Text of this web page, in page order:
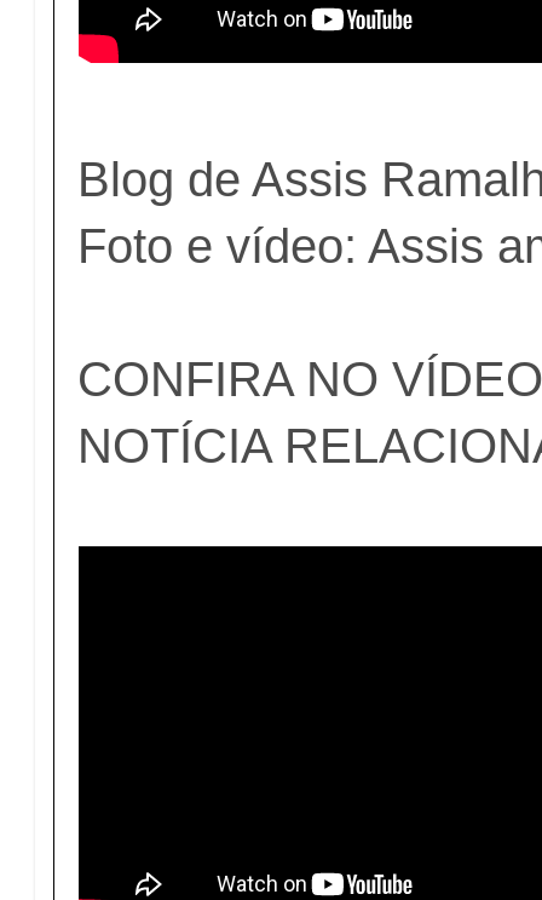
Blog de Assis
Foto e vídeo: Assis
CONFIRA NO
NOTÍCIA